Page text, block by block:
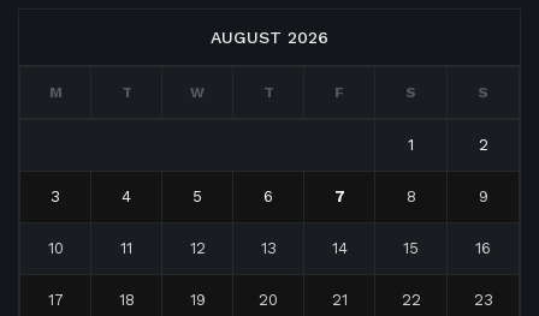
AUGUST 2026
M T W T F S S
1 2
3 4 5 6 7 8 9
10 11 12 13 14 15 16
17 18 19 20 21 22 23